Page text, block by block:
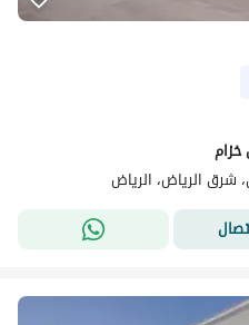
خزام
شرق الرياض، الرياض